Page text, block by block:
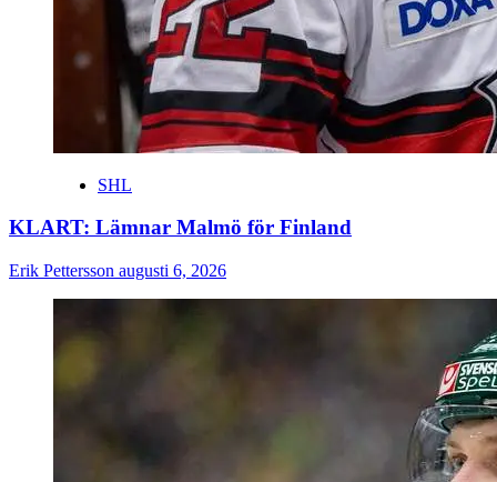
SHL
KLART: Lämnar Malmö för Finland
Erik Pettersson augusti 6, 2026